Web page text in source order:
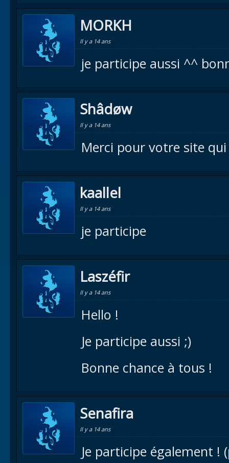
MORKH
Il y a 14 ans
je participe aussi ^^
Shâdøw
Il y a 14 ans
Merci pour votre site
kaallel
Il y a 14 ans
je participe
Laszéfir
Il y a 14 ans
Hello !
Je participe aussi ;)
Bonne chance à tous !
Senafira
Il y a 14 ans
Je participe également